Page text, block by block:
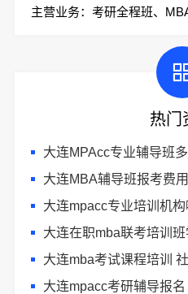
热门
大连MPAcc专业辅导班多少钱
大连MBA辅导班报考费
大连mpacc专业培训机构哪家教学好 社
大连在职mba联考培训
大连mba考试课程培训 社科
大连mpacc考研辅导报名